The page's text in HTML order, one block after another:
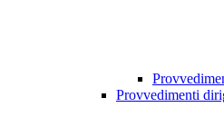
Provvedimenti